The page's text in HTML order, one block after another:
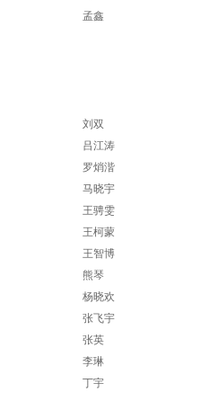
孟鑫
刘双
吕江涛
罗焇湝
马晓宇
王骋雯
王柯蒙
王智博
熊琴
杨晓欢
张飞宇
张英
李琳
丁宇